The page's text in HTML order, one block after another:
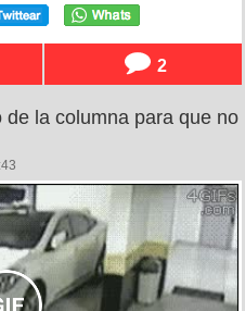
2
la columna para que no